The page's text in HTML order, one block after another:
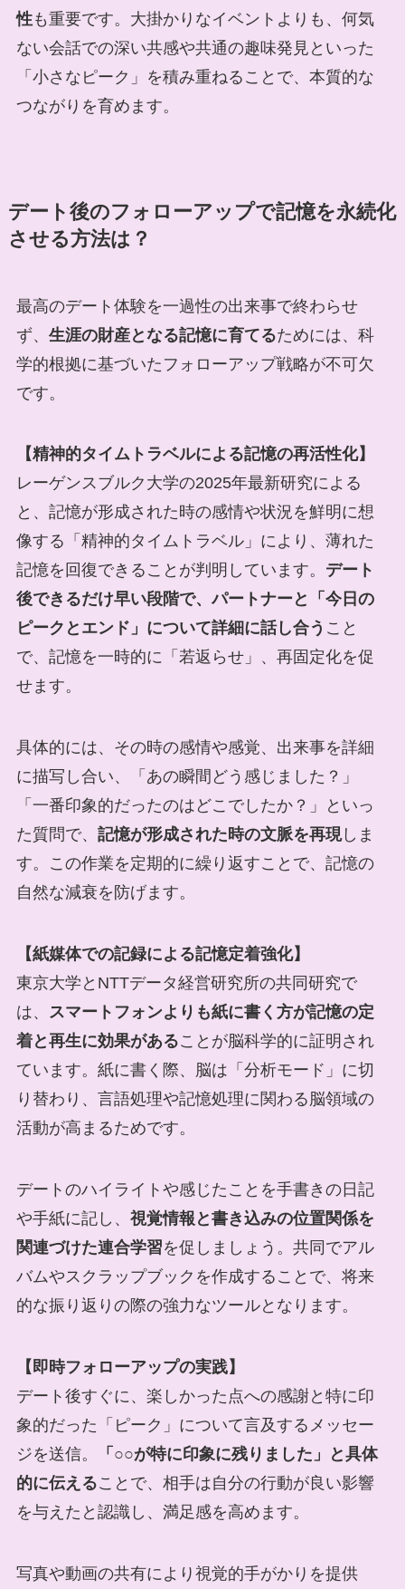
性も重要です。大掛かりなイベントよりも、何気
ない会話での深い共感や共通の趣味発見といった
「小さなピーク」を積み重ねることで、本質的な
つながりを育めます。
デート後のフォローアップで記憶を永続化
させる方法は？
最高のデート体験を一過性の出来事で終わらせ
ず、 生涯の財産となる記憶に育てるためには、科
学的根拠に基づいたフォローアップ戦略が不可欠
です。
【精神的タイムトラベルによる記憶の再活性化】
レーゲンスブルク大学の2025年最新研究による
と、記憶が形成された時の感情や状況を鮮明に想
像する「精神的タイムトラベル」により、薄れた
記憶を回復できることが判明しています。 デート
後できるだけ早い段階で、パートナーと「今日の
ピークとエンド」について詳細に話し合う こと
で、記憶を一時的に「若返らせ」、再固定化を促
せます。
具体的には、その時の感情や感覚、出来事を詳細
に描写し合い、「あの瞬間どう感じました？」
「一番印象的だったのはどこでしたか？」といっ
た質問で、 記憶が形成された時の文脈を再現しま
す。この作業を定期的に繰り返すことで、記憶の
自然な減衰を防げます。
【紙媒体での記録による記憶定着強化】
東京大学とNTTデータ経営研究所の共同研究で
は、 スマートフォンよりも紙に書く方が記憶の定
着と再生に効果があることが脳科学的に証明され
ています。紙に書く際、脳は「分析モード」に切
り替わり、言語処理や記憶処理に関わる脳領域の
活動が高まるためです。
デートのハイライトや感じたことを手書きの日記
や手紙に記し、 視覚情報と書き込みの位置関係を
関連づけた連合学習を促しましょう。共同でアル
バムやスクラップブックを作成することで、将来
的な振り返りの際の強力なツールとなります。
【即時フォローアップの実践】
デート後すぐに、楽しかった点への感謝と特に印
象的だった「ピーク」について言及するメッセー
ジを送信。
「○○が特に印象に残りました」と具体
的に伝えることで、相手は自分の行動が良い影響
を与えたと認識し、満足感を高めます。
写真や動画の共有により視覚的手がかりを提供